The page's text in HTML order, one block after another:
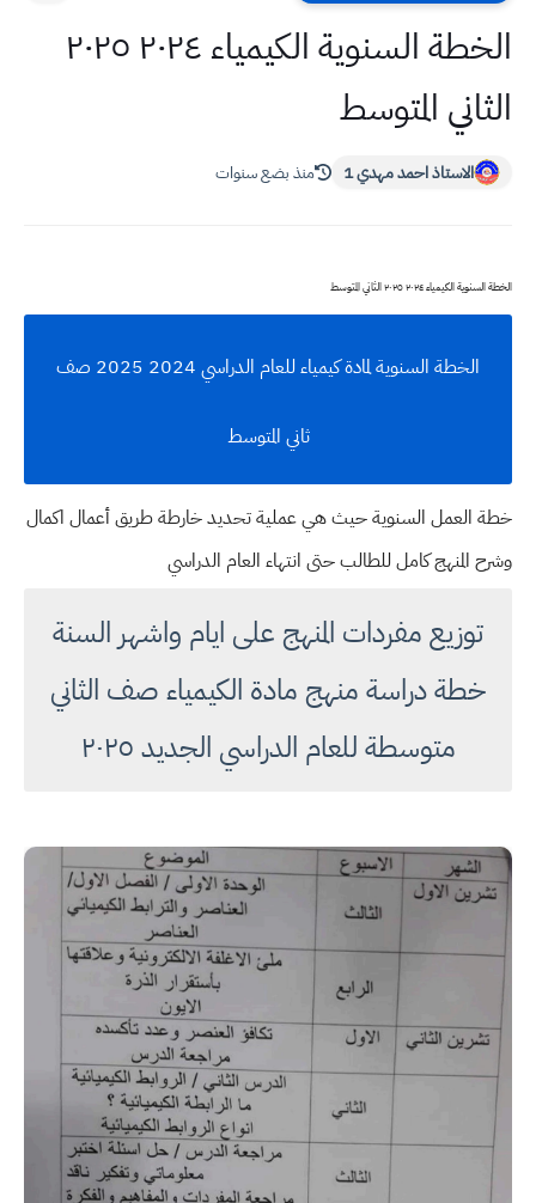
الخطة السنوية الكيمياء ٢٠٢٤ ٢٠٢٥
الثاني المتوسط
الاستاذ احمد مهدي 1 منذ بضع سنوات
الخطة السنوية الكيمياء ٢٠٢٤ ٢٠٢٥ الثاني المتوسط
الخطة السنوية لمادة كيمياء للعام الدراسي 2024 2025 صف
ثاني المتوسط
خطة العمل السنوية حيث هيعملية تحديد خارطة طريق أعمال اكمال
وشرح المنهج كامل للطالب حتى انتهاء العام الدراسي
توزيع مفردات المنهج على ايام واشهر السنة
خطة دراسة منهج مادة الكيمياء صف الثاني
متوسطة للعام الدراسي الجديد ٢٠٢٥